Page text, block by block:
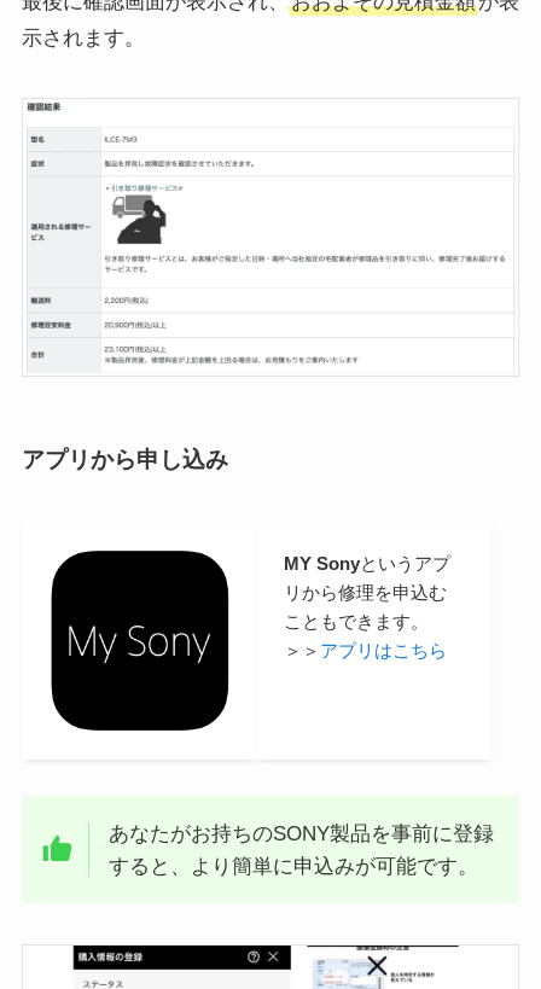
示されます。
アプリから申し込み
MY Sonyというアプ
リから修理を申込む
こともできます。
＞＞ アプリはこちら
あなたがお持ちのSONY製品を事前に登録
すると、より簡単に申込みが可能です。